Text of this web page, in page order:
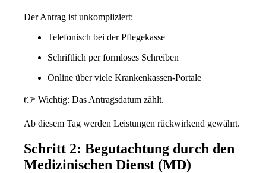
Der Antrag ist unkompliziert:
Telefonisch bei der Pflegekasse
Schriftlich per formloses Schreiben
Online über viele Krankenkassen-Portale
👉 Wichtig:Das Antragsdatum zählt.
Ab diesem Tag werden Leistungen rückwirkend gewährt.
Schritt 2: Begutachtung durch den
Medizinischen Dienst (MD)